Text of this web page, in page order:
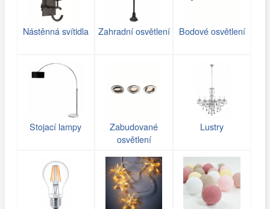
Nástěnná svítidla Zahradní osvětlení Bodové osvětlení
Stojací lampy
Zabudované
osvětlení
Lustry